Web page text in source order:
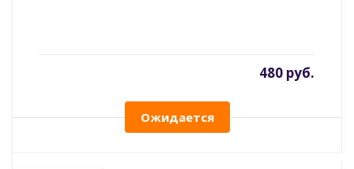
480 руб.
Ожидается